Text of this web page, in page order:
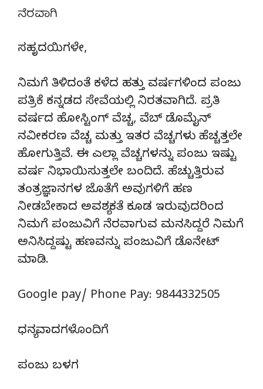
ನೆರವಾಗಿ
ಸಹೃದಯಿಗಳೇ,
ನಿಮಗೆ ತಿಳಿದಂತೆ ಕಳೆದ ಹತ್ತು ವರ್ಷಗಳಿಂದ ಪಂಜು
ಪತ್ರಿಕೆ ಕನ್ನಡದ ಸೇವೆಯಲ್ಲಿ ನಿರತವಾಗಿದೆ. ಪ್ರತಿ
ವರ್ಷದ ಹೋಸ್ಟಿಂಗ್‌ ವೆಚ್ಚ, ವೆಬ್‌ ಡೊಮೈನ್‌
ನವೀಕರಣ ವೆಚ್ಚ ಮತ್ತು ಇತರ ವೆಚ್ಚಗಳು ಹೆಚ್ಚತ್ತಲೇ
ಹೋಗುತ್ತಿವೆ. ಈ ಎಲ್ಲಾ ವೆಚ್ಚಗಳನ್ನು ಪಂಜು ಇಷ್ಟು
ವರ್ಷ ನಿಭಾಯಿಸುತ್ತಲೇ ಬಂದಿದೆ. ಹೆಚ್ಚುತ್ತಿರುವ
ತಂತ್ರಜ್ಞಾನಗಳ ಜೊತೆಗೆ ಅವುಗಳಿಗೆ ಹಣ
ನೀಡಬೇಕಾದ ಅವಶ್ಯಕತೆ ಕೂಡ ಇರುವುದರಿಂದ
ನಿಮಗೆ ಪಂಜುವಿಗೆ ನೆರವಾಗುವ ಮನಸಿದ್ದರೆ ನಿಮಗೆ
ಅನಿಸಿದ್ದಷ್ಟು ಹಣವನ್ನು ಪಂಜುವಿಗೆ ಡೊನೇಟ್‌
ಮಾಡಿ.
Google pay/ Phone Pay: 9844332505
ಧನ್ಯವಾದಗಳೊಂದಿಗೆ
ಪಂಜು ಬಳಗ